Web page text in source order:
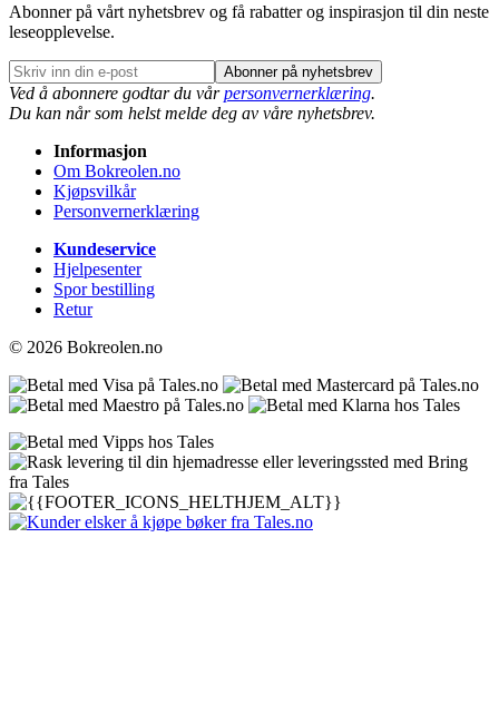
Abonner på vårt nyhetsbrev og få rabatter og inspirasjon til din neste
leseopplevelse.
Abonner på nyhetsbrev
Ved å abonnere godtar du vårpersonvernerklæring.
Du kan når som helst melde deg av våre nyhetsbrev.
Informasjon
Om Bokreolen.no
Kjøpsvilkår
Personvernerklæring
Kundeservice
Hjelpesenter
Spor bestilling
Retur
© 2026 Bokreolen.no